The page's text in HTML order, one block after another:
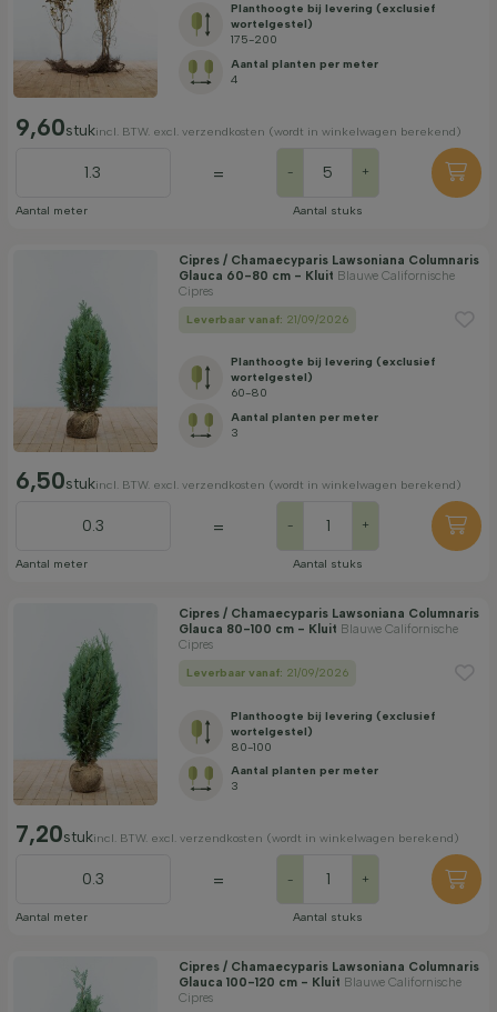
Planthoogte bij levering (exclusief
wortelgestel)
175-200
Aantal planten per meter
4
9,60stukincl. BTW. excl. verzendkosten (wordt in winkelwagen berekend)
Aantal meter
= - +
Aantal stuks
Cipres / Chamaecyparis Lawsoniana Columnaris
Glauca 60-80 cm - Kluit Blauwe Californische
Cipres
Leverbaar vanaf: 21/09/2026
Planthoogte bij levering (exclusief
wortelgestel)
60-80
Aantal planten per meter
3
6,50stukincl. BTW. excl. verzendkosten (wordt in winkelwagen berekend)
Aantal meter
= - +
Aantal stuks
Cipres / Chamaecyparis Lawsoniana Columnaris
Glauca 80-100 cm - Kluit Blauwe Californische
Cipres
Leverbaar vanaf: 21/09/2026
Planthoogte bij levering (exclusief
wortelgestel)
80-100
Aantal planten per meter
3
7,20stukincl. BTW. excl. verzendkosten (wordt in winkelwagen berekend)
Aantal meter
= - +
Aantal stuks
Cipres / Chamaecyparis Lawsoniana Columnaris
Glauca 100-120 cm - Kluit Blauwe Californische
Cipres